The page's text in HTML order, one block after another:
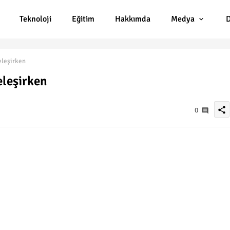
Teknoloji Eğitim Hakkımda Medya
0 share